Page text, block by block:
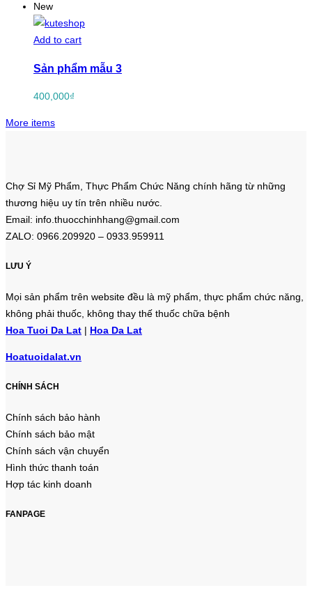
New
Add to cart
Sản phẩm mẫu 3
400,000₫
More items
Chợ Sỉ Mỹ Phẩm, Thực Phẩm Chức Năng chính hãng từ những
thương hiệu uy tín trên nhiều nước.
Email: info.thuocchinhhang@gmail.com
ZALO: 0966.209920 – 0933.959911
LƯU Ý
Mọi sản phẩm trên website đều là mỹ phẩm, thực phẩm chức năng,
không phải thuốc, không thay thế thuốc chữa bệnh
Hoa Tuoi Da Lat | Hoa Da Lat
Hoatuoidalat.vn
CHÍNH SÁCH
Chính sách bảo hành
Chính sách bảo mật
Chính sách vận chuyển
Hình thức thanh toán
Hợp tác kinh doanh
FANPAGE